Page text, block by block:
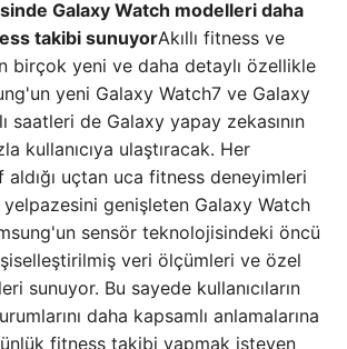
Galaxy Watch modelleri daha
takibi sunuyorAkıllı fitness ve
birçok yeni ve daha detaylı özellikle
yeni Galaxy Watch7 ve Galaxy
saatleri de Galaxy yapay zekasının
kullanıcıya ulaştıracak. Her
aldığı uçtan uca fitness deneyimleri
genişleten Galaxy Watch
sensör teknolojisindeki öncü
veri ölçümleri ve özel
sunuyor. Bu sayede kullanıcıların
daha kapsamlı anlamalarına
fitness takibi yapmak isteyen